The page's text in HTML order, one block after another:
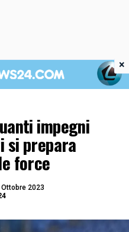
impegni
si prepara
force
2023
×